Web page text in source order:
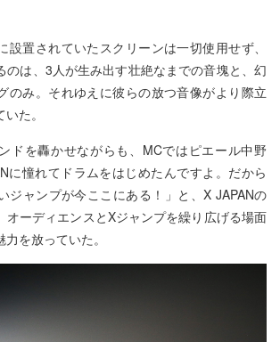
設置されていたスクリーンは一切使用せず、
のは、3人が生み出す壮絶なまでの音塊と、幻
のみ。それゆえに彼らの放つ音像がより際立
た。
ドを轟かせながらも、MCではピエール中野
に憧れてドラムをはじめたんですよ。だから
ジャンプが今ここにある！」と、X JAPANの
オーディエンスとXジャンプを繰り広げる場面
を放っていた。